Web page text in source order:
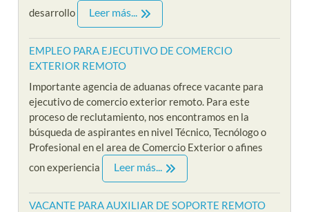
desarrollo
Leer más...
EMPLEO PARA EJECUTIVO DE COMERCIO
EXTERIOR REMOTO
Importante agencia de aduanas ofrece vacante para
ejecutivo de comercio exterior remoto. Para este
proceso de reclutamiento, nos encontramos en la
búsqueda de aspirantes en nivel Técnico, Tecnólogo o
Profesional en el area de Comercio Exterior o afines
con experiencia
Leer más...
VACANTE PARA AUXILIAR DE SOPORTE REMOTO